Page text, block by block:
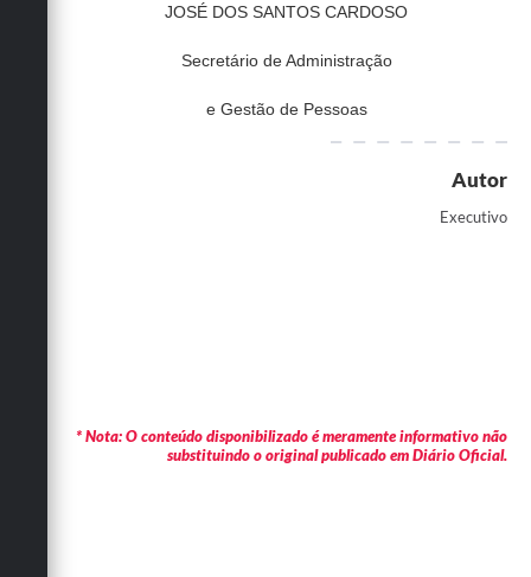
JOSÉ DOS SANTOS CARDOSO
Secretário de Administração
e Gestão de Pessoas
Autor
Executivo
* Nota: O conteúdo disponibilizado é meramente informativo não
substituindo o original publicado em Diário Oficial.